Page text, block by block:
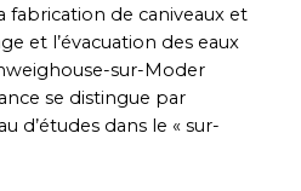
fabrication de caniveaux et
et l’évacuation des eaux
sur-Moder
se distingue par
d’études dans le « sur-